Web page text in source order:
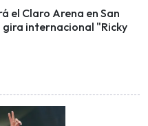
el Claro Arena en San
gira internacional "Ricky